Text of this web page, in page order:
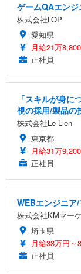
ゲームQAエン
株式会社LOP
愛知県
月給21万
正社員
「スキルが身
視の採用/製品の
株式会社Le Lien
東京都
月給31万
正社員
WEBエンジニア
株式会社KMマー
埼玉県
月給38万円～
正社員